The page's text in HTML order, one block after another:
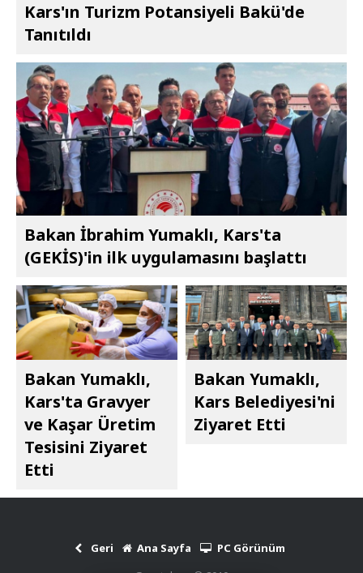
Kars'ın Turizm Potansiyeli Bakü'de
Tanıtıldı
Bakan İbrahim Yumaklı, Kars'ta
(GEKİS)'in ilk uygulamasını başlattı
Bakan Yumaklı,
Kars'ta Gravyer
ve Kaşar Üretim
Tesisini Ziyaret
Etti
Bakan Yumaklı,
Kars Belediyesi'ni
Ziyaret Etti
Geri Ana Sayfa
PC Görünüm